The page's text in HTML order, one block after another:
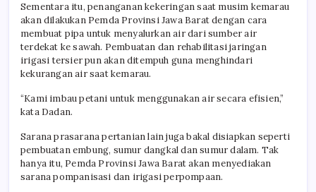
Sementara itu, penanganan kekeringan saat musim kemarau
akan dilakukan Pemda Provinsi Jawa Barat dengan cara
membuat pipa untuk menyalurkan air dari sumber air
terdekat ke sawah. Pembuatan dan rehabilitasi jaringan
irigasi tersier pun akan ditempuh guna menghindari
kekurangan air saat kemarau.
“Kami imbau petani untuk menggunakan air secara efisien,”
kata Dadan.
Sarana prasarana pertanian lain juga bakal disiapkan seperti
pembuatan embung, sumur dangkal dan sumur dalam. Tak
hanya itu, Pemda Provinsi Jawa Barat akan menyediakan
sarana pompanisasi dan irigasi perpompaan.